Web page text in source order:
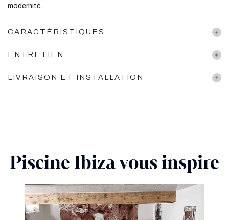
modernité.
CARACTÉRISTIQUES
ENTRETIEN
LIVRAISON ET INSTALLATION
Piscine Ibiza vous inspire